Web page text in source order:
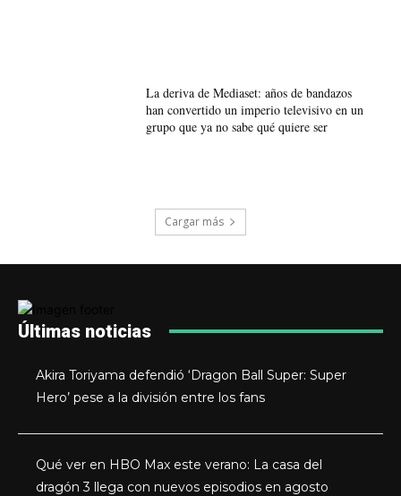
La deriva de Mediaset: años de bandazos
han convertido un imperio televisivo en un
grupo que ya no sabe qué quiere ser
Cargar más
Últimas noticias
Akira Toriyama defendió ‘Dragon Ball Super: Super
Hero’ pese a la división entre los fans
Qué ver en HBO Max este verano: La casa del
dragón 3 llega con nuevos episodios en agosto